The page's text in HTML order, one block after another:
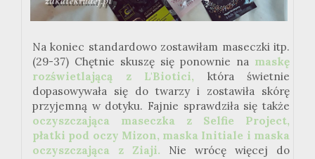
Na koniec standardowo zostawiłam maseczki itp.
(29-37) Chętnie skuszę się ponownie na maskę
rozświetlającą z L'Biotici, która świetnie
dopasowywała się do twarzy i zostawiła skórę
przyjemną w dotyku. Fajnie sprawdziła się także
oczyszczająca maseczka z Selfie Project,
płatki pod oczy Mizon, maska Initiale i maska
oczyszczająca z Ziaji. Nie wrócę więcej do